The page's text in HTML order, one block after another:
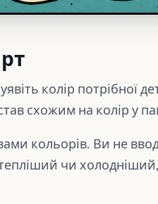
колір потрібної
схожим на колір у
кольорів. Ви не
чи